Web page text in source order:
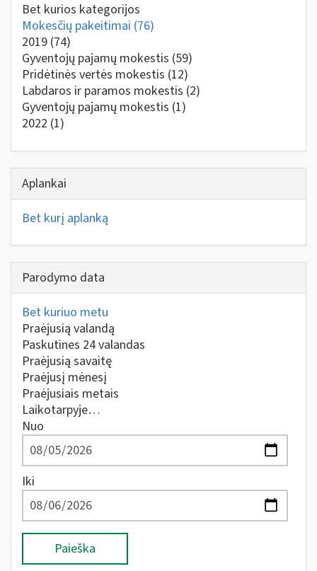
Bet kurios kategorijos
Mokesčių pakeitimai (76)
2019 (74)
Gyventojų pajamų mokestis (59)
Pridėtinės vertės mokestis (12)
Labdaros ir paramos mokestis (2)
Gyventojų pajamų mokestis (1)
2022 (1)
Aplankai
Bet kurį aplanką
Parodymo data
Bet kuriuo metu
Praėjusią valandą
Paskutines 24 valandas
Praėjusią savaitę
Praėjusį mėnesį
Praėjusiais metais
Laikotarpyje…
Nuo
Iki
Paieška